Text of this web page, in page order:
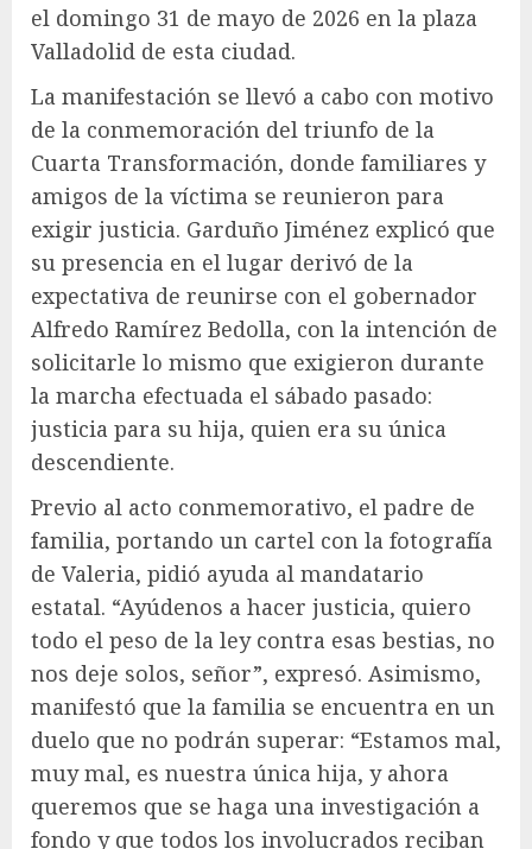
el domingo 31 de mayo de 2026 en la plaza
Valladolid de esta ciudad.
La manifestación se llevó a cabo con motivo
de la conmemoración del triunfo de la
Cuarta Transformación, donde familiares y
amigos de la víctima se reunieron para
exigir justicia. Garduño Jiménez explicó que
su presencia en el lugar derivó de la
expectativa de reunirse con el gobernador
Alfredo Ramírez Bedolla, con la intención de
solicitarle lo mismo que exigieron durante
la marcha efectuada el sábado pasado:
justicia para su hija, quien era su única
descendiente.
Previo al acto conmemorativo, el padre de
familia, portando un cartel con la fotografía
de Valeria, pidió ayuda al mandatario
estatal. “Ayúdenos a hacer justicia, quiero
todo el peso de la ley contra esas bestias, no
nos deje solos, señor”, expresó. Asimismo,
manifestó que la familia se encuentra en un
duelo que no podrán superar: “Estamos mal,
muy mal, es nuestra única hija, y ahora
queremos que se haga una investigación a
fondo y que todos los involucrados reciban